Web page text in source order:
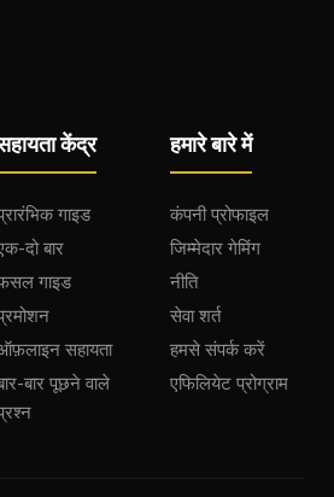
केंद्र
गाइड
दो बार
गाइड
सहायता
बार पूछने वाले
हमारे बारे में
कंपनी प्रोफाइल
जिम्मेदार गेमिंग
नीति
सेवा शर्त
हमसे संपर्क करें
एफिलियेट प्रोग्राम